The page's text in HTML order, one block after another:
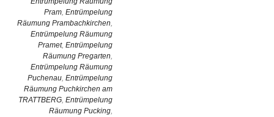
Pram, Entrümpelung
Räumung Prambachkirchen,
Entrümpelung Räumung
Pramet, Entrümpelung
Räumung Pregarten,
Entrümpelung Räumung
Puchenau, Entrümpelung
Räumung Puchkirchen am
TRATTBERG, Entrümpelung
Räumung Pucking,